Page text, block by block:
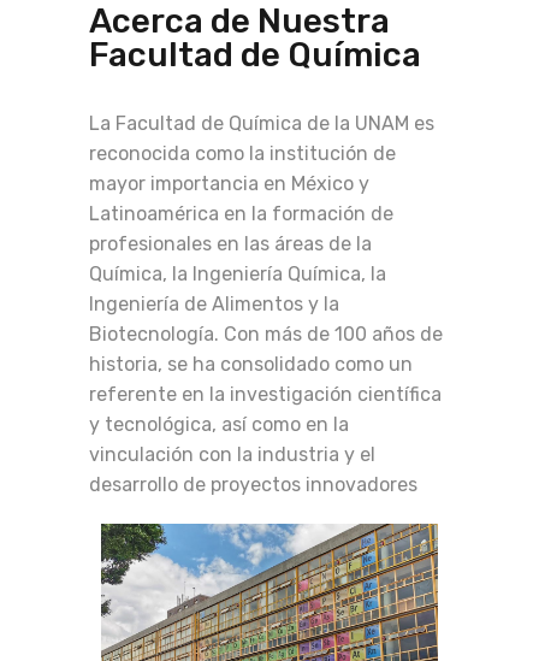
Acerca de Nuestra
Facultad de Química
La Facultad de Química de la UNAM es
reconocida como la institución de
mayor importancia en México y
Latinoamérica en la formación de
profesionales en las áreas de la
Química, la Ingeniería Química, la
Ingeniería de Alimentos y la
Biotecnología. Con más de 100 años de
historia, se ha consolidado como un
referente en la investigación científica
y tecnológica, así como en la
vinculación con la industria y el
desarrollo de proyectos innovadores